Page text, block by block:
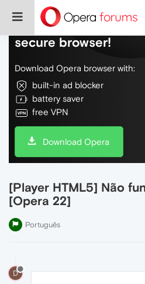
Do more on the web,
secure browser!
Download Opera browser with:
built-in ad blocker
battery saver
free VPN
Download Opera
[Player HTML5] Não
[Opera 22]
Português
D